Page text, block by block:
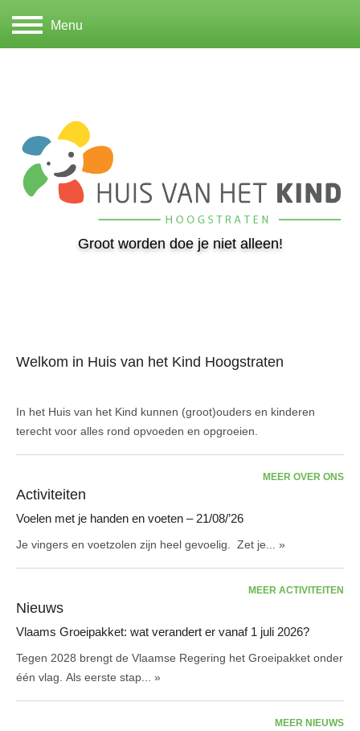
Menu
Groot worden doe je niet alleen!
Welkom in Huis van het Kind Hoogstraten
In het Huis van het Kind kunnen (groot)ouders en kinderen
terecht voor alles rond opvoeden en opgroeien.
MEER OVER ONS
Activiteiten
Voelen met je handen en voeten – 21/08/’26
Je vingers en voetzolen zijn heel gevoelig. Zet je... »
MEER ACTIVITEITEN
Nieuws
Vlaams Groeipakket: wat verandert er vanaf 1 juli 2026?
Tegen 2028 brengt de Vlaamse Regering het Groeipakket onder
één vlag. Als eerste stap... »
MEER NIEUWS